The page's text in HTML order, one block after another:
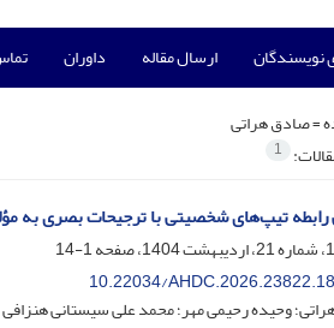
نویسندگان ارسال مقاله داوران
=صادق هراتی
1
تیپ‌های شخصیتی با ترجیحات بصری به
1-14
10.22034/
وحیده رحیمی مهر؛ محمد علی سیستانی هنزافی